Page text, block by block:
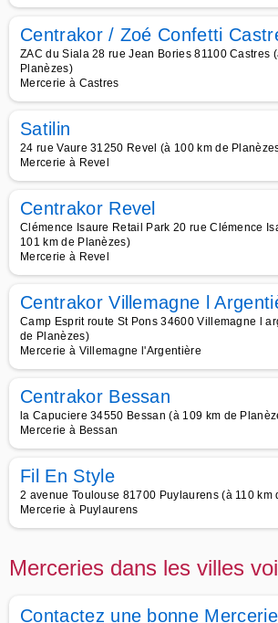
Centrakor / Zoé Confetti
ZAC du Siala 28 rue Jean Bories 81100 Castres
Planèzes)
Mercerie à Castres
Satilin
24 rue Vaure 31250 Revel (à 100 km de
Mercerie à Revel
Centrakor Revel
Clémence Isaure Retail Park 20 rue Clémence
101 km de Planèzes)
Mercerie à Revel
Centrakor Villemagne l
Camp Esprit route St Pons 34600 Villemagne l
de Planèzes)
Mercerie à Villemagne l'Argentière
Centrakor Bessan
la Capuciere 34550 Bessan (à 109 km de
Mercerie à Bessan
Fil En Style
2 avenue Toulouse 81700 Puylaurens (à 110 km
Mercerie à Puylaurens
Merceries dans les villes
Contactez une bonne